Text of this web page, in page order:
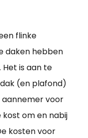
flinke
daken hebben
is aan te
(en plafond)
voor
kost om en nabij
kosten voor